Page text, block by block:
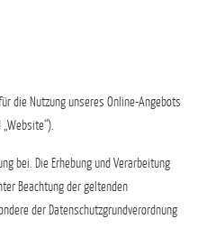
die Nutzung unseres Online-Angebots
bei. Die Erhebung und Verarbeitung
Beachtung der geltenden
der Datenschutzgrundverordnung